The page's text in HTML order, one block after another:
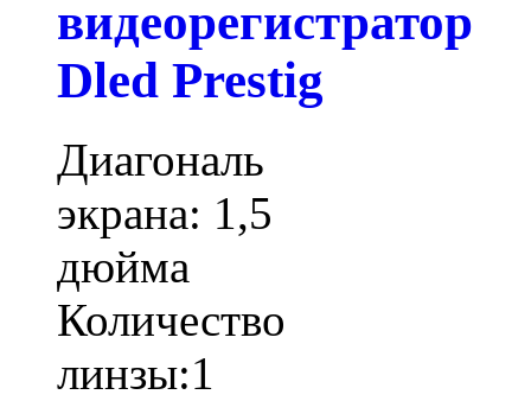
видеорегистратор
Dled Prestig
Диагональ
экрана: 1,5
дюйма
Количество
линзы:1